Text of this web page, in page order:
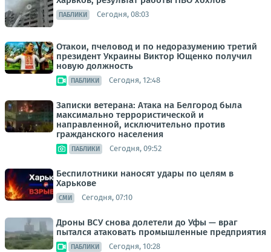
ПАБЛИКИ Сегодня, 08:03
Отакои, пчеловод и по недоразумению третий
президент Украины Виктор Ющенко получил
новую должность
ПАБЛИКИ Сегодня, 12:48
Записки ветерана: Атака на Белгород была
максимально террористической и
направленной, исключительно против
гражданского населения
ПАБЛИКИ Сегодня, 09:52
Беспилотники наносят удары по целям в
Харькове
СМИ Сегодня, 07:10
Дроны ВСУ снова долетели до Уфы — враг
пытался атаковать промышленные предприятия
ПАБЛИКИ Сегодня, 10:28